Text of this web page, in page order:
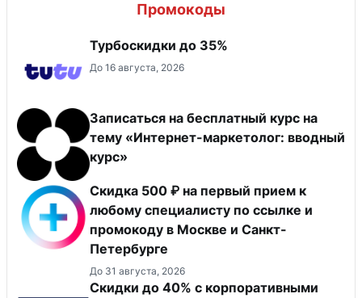
Промокоды
Турбоскидки до 35%
До 16 августа, 2026
Записаться на бесплатный курс на
тему «Интернет-маркетолог: вводный
курс»
Скидка 500 ₽ на первый прием к
любому специалисту по ссылке и
промокоду в Москве и Санкт-
Петербурге
До 31 августа, 2026
Скидки до 40% с корпоративными